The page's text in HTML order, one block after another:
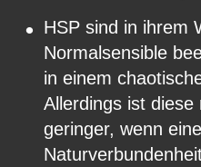
• HSP sind in ihrem
Normalsensible
in einem
Allerdings ist diese
geringer, wenn